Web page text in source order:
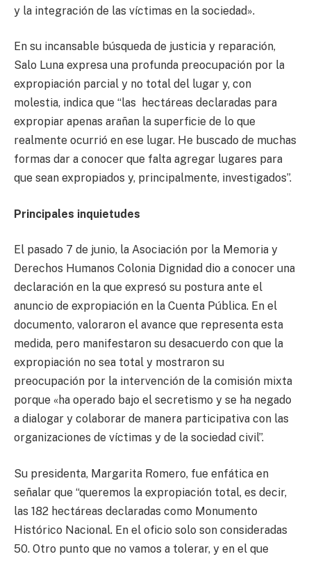
y la integración de las víctimas en la sociedad».
En su incansable búsqueda de justicia y reparación,
Salo Luna expresa una profunda preocupación por la
expropiación parcial y no total del lugar y, con
molestia, indica que “las hectáreas declaradas para
expropiar apenas arañan la superficie de lo que
realmente ocurrió en ese lugar. He buscado de muchas
formas dar a conocer que falta agregar lugares para
que sean expropiados y, principalmente, investigados”.
Principales inquietudes
El pasado 7 de junio, la Asociación por la Memoria y
Derechos Humanos Colonia Dignidad dio a conocer una
declaración en la que expresó su postura ante el
anuncio de expropiación en la Cuenta Pública. En el
documento, valoraron el avance que representa esta
medida, pero manifestaron su desacuerdo con que la
expropiación no sea total y mostraron su
preocupación por la intervención de la comisión mixta
porque «ha operado bajo el secretismo y se ha negado
a dialogar y colaborar de manera participativa con las
organizaciones de víctimas y de la sociedad civil”.
Su presidenta, Margarita Romero, fue enfática en
señalar que “queremos la expropiación total, es decir,
las 182 hectáreas declaradas como Monumento
Histórico Nacional. En el oficio solo son consideradas
50. Otro punto que no vamos a tolerar, y en el que